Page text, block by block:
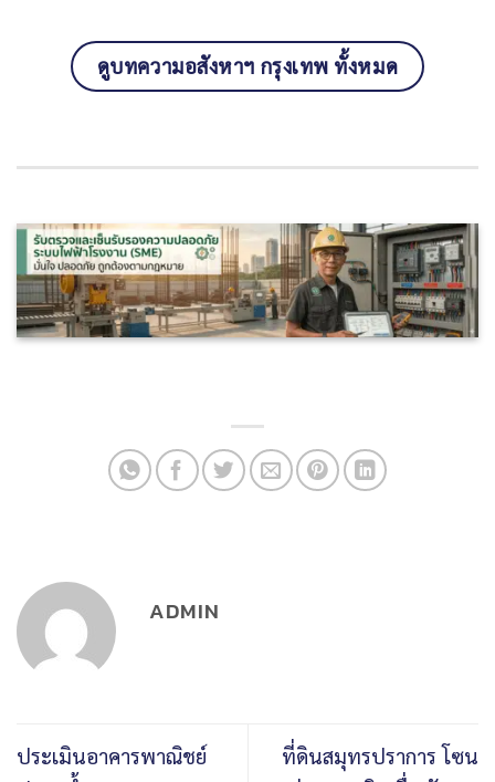
ดูบทความอสังหาฯ กรุงเทพ ทั้งหมด
ADMIN
ประเมินอาคารพาณิชย์
ที่ดินสมุทรปราการ โซน